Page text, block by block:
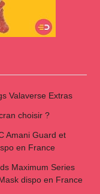
Valaverse Extras
choisir ?
Amani Guard et
en France
Maximum Series
dispo en France